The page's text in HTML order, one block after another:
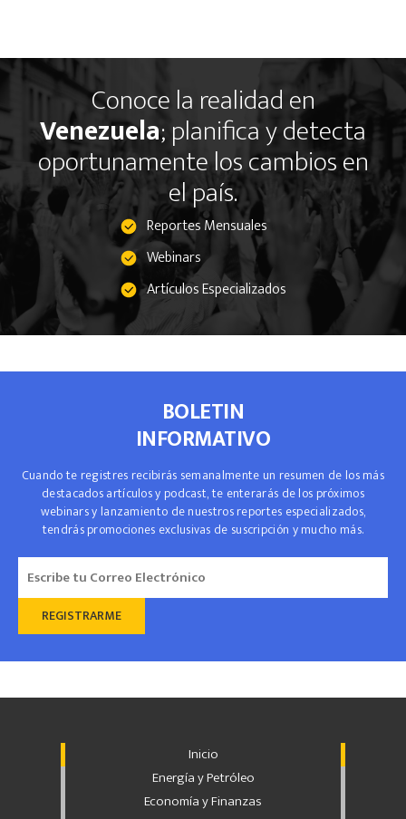
Conoce la realidad en
Venezuela; planifica y detecta
oportunamente los cambios en
el país.
Reportes Mensuales
Webinars
Artículos Especializados
BOLETIN
INFORMATIVO
Cuando te registres recibirás semanalmente un resumen de los más
destacados artículos y podcast, te enterarás de los próximos
webinars y lanzamiento de nuestros reportes especializados,
tendrás promociones exclusivas de suscripción y mucho más.
Inicio
Energía y Petróleo
Economía y Finanzas